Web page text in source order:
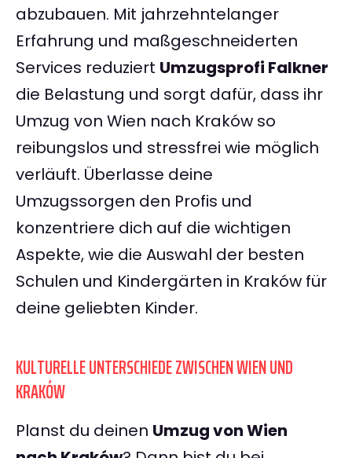
abzubauen. Mit jahrzehntelanger
Erfahrung und maßgeschneiderten
Services reduziert Umzugsprofi Falkner
die Belastung und sorgt dafür, dass ihr
Umzug von Wien nach Kraków so
reibungslos und stressfrei wie möglich
verläuft. Überlasse deine
Umzugssorgen den Profis und
konzentriere dich auf die wichtigen
Aspekte, wie die Auswahl der besten
Schulen und Kindergärten in Kraków für
deine geliebten Kinder.
KULTURELLE UNTERSCHIEDE ZWISCHEN WIEN UND
KRAKÓW
Planst du deinen Umzug von Wien